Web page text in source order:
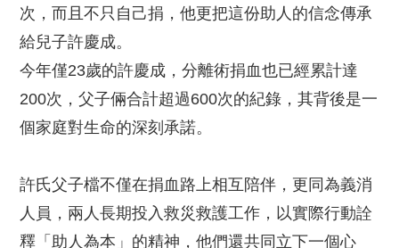
次，而且不只自己捐，他更把這份助人的信念傳承
給兒子許慶成。
今年僅23歲的許慶成，分離術捐血也已經累計達
200次，父子倆合計超過600次的紀錄，其背後是一
個家庭對生命的深刻承諾。
許氏父子檔不僅在捐血路上相互陪伴，更同為義消
人員，兩人長期投入救災救護工作，以實際行動詮
釋「助人為本」的精神，他們還共同立下一個心